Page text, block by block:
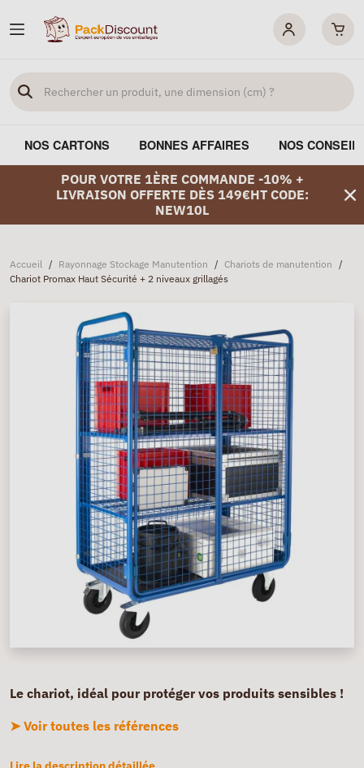
NOS CARTONS BONNES AFFAIRES NOS
POUR VOTRE 1ÈRE COMMANDE -10% +
LIVRAISON OFFERTE DÈS 149€HT CODE:
NEW10L
Accueil / Rayonnage Stockage Manutention / Chariots de manutention /
Chariot Promax Haut Sécurité + 2 niveaux grillagés
Le chariot, idéal pour protéger vos produits sensibles !
➤ Voir toutes les références